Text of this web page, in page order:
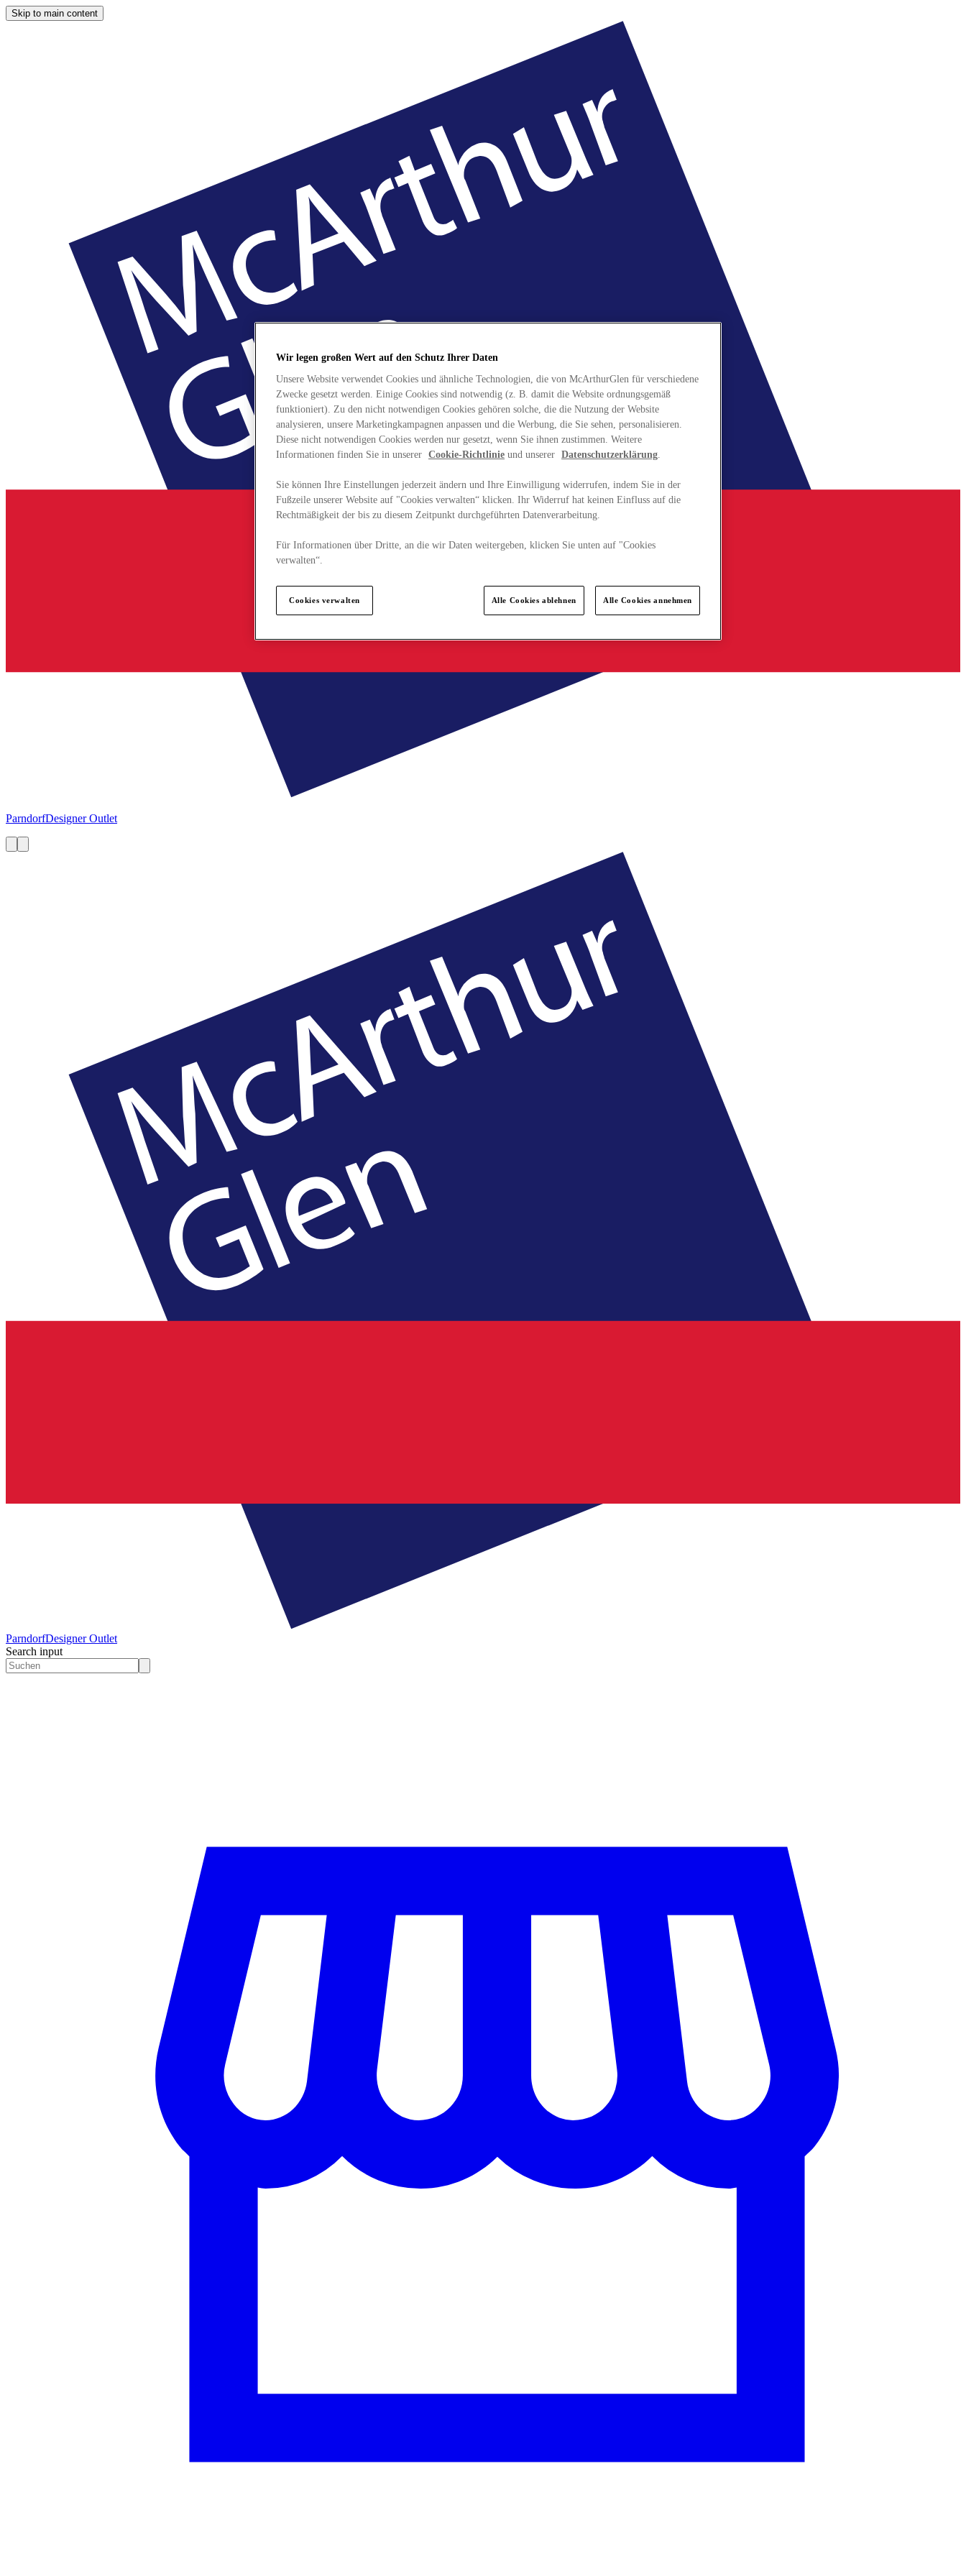
Skip to main content
ParndorfDesigner Outlet
ParndorfDesigner Outlet
Search input
Wir legen großen Wert auf den Schutz Ihrer Daten
Unsere Website verwendet Cookies und ähnliche Technologien, die von McArthurGlen für verschiedene
Zwecke gesetzt werden. Einige Cookies sind notwendig (z. B. damit die Website ordnungsgemäß
funktioniert). Zu den nicht notwendigen Cookies gehören solche, die die Nutzung der Website
analysieren, unsere Marketingkampagnen anpassen und die Werbung, die Sie sehen, personalisieren.
Diese nicht notwendigen Cookies werden nur gesetzt, wenn Sie ihnen zustimmen. Weitere
Informationen finden Sie in unserer Cookie-Richtlinie und unserer Datenschutzerklärung.
Sie können Ihre Einstellungen jederzeit ändern und Ihre Einwilligung widerrufen, indem Sie in der
Fußzeile unserer Website auf "Cookies verwalten“ klicken. Ihr Widerruf hat keinen Einfluss auf die
Rechtmäßigkeit der bis zu diesem Zeitpunkt durchgeführten Datenverarbeitung.
Für Informationen über Dritte, an die wir Daten weitergeben, klicken Sie unten auf "Cookies
verwalten“.
Cookies verwalten Alle Cookies ablehnen Alle Cookies annehmen